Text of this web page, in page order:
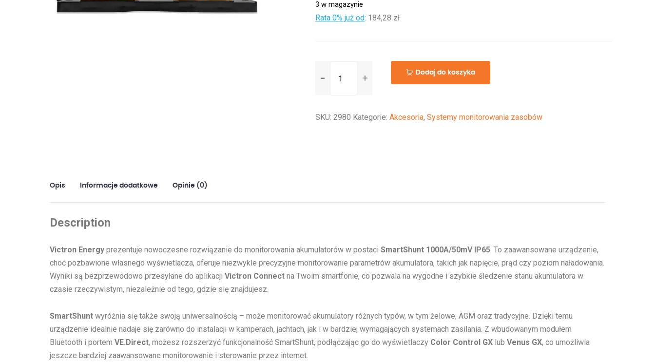
3 w magazynie
Rata 0% już od: 184,28 zł
Smartshunt
Dodaj do koszyka
SKU: 2980 Kategorie: Akcesoria, Systemy monitorowania zasobów
Opis Informacje dodatkowe Opinie (0)
Description
Victron Energy prezentuje nowoczesne rozwiązanie do monitorowania akumulatorów w postaci SmartShunt 1000A/50mV IP65. To zaawansowane urządzenie,
choć pozbawione własnego wyświetlacza, oferuje niezwykle precyzyjne monitorowanie parametrów akumulatora, takich jak napięcie, prąd czy poziom naładowania.
Wyniki są bezprzewodowo przesyłane do aplikacji Victron Connect na Twoim smartfonie, co pozwala na wygodne i szybkie śledzenie stanu akumulatora w
czasie rzeczywistym, niezależnie od tego, gdzie się znajdujesz.
SmartShunt wyróżnia się także swoją uniwersalnością – może monitorować akumulatory różnych typów, w tym żelowe, AGM oraz tradycyjne. Dzięki temu
urządzenie idealnie nadaje się zarówno do instalacji w kamperach, jachtach, jak i w bardziej wymagających systemach zasilania. Z wbudowanym modułem
Bluetooth i portem VE.Direct, możesz rozszerzyć funkcjonalność SmartShunt, podłączając go do wyświetlaczy Color Control GX lub Venus GX, co umożliwia
jeszcze bardziej zaawansowane monitorowanie i sterowanie przez internet.